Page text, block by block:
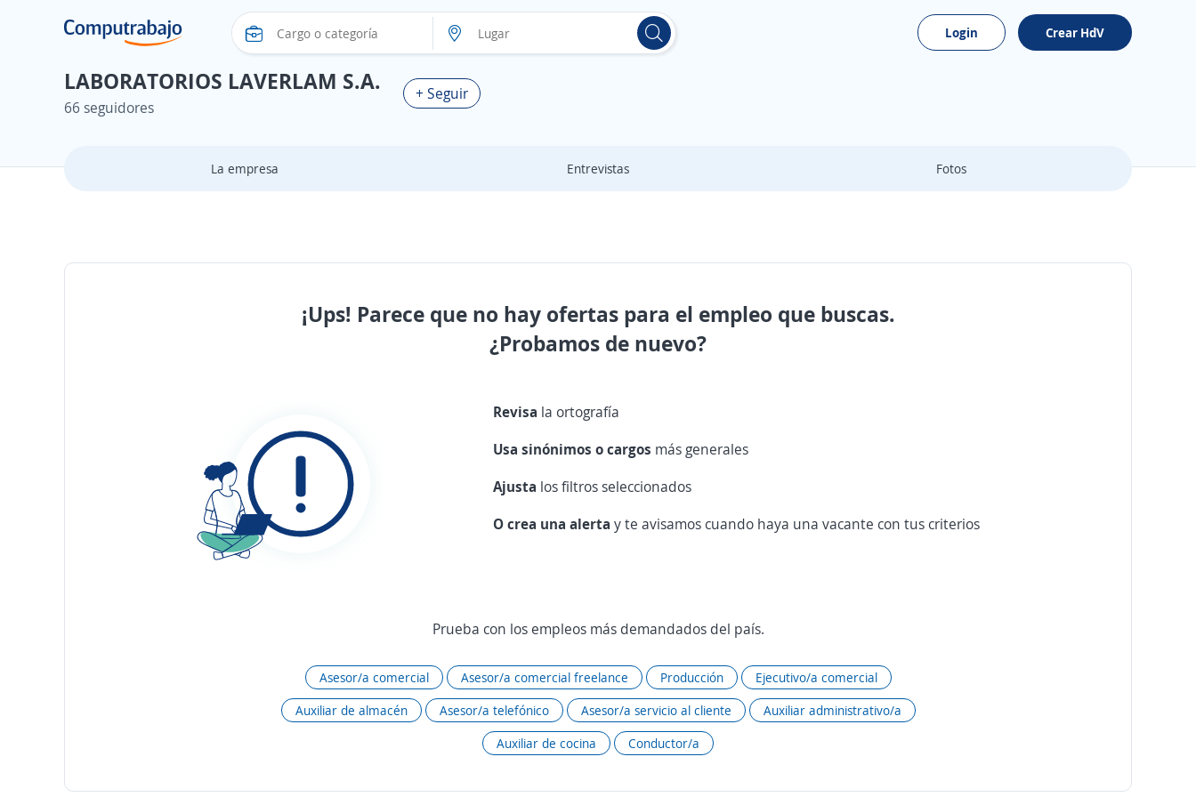
Login Crear HdV
LABORATORIOS LAVERLAM S.A.
66 seguidores
+ Seguir
La empresa Entrevistas Fotos
¡Ups! Parece que no hay ofertas para el empleo que buscas.
¿Probamos de nuevo?
Revisa la ortografía
Usa sinónimos o cargos más generales
Ajusta los filtros seleccionados
O crea una alertay te avisamos cuando haya una vacante con tus criterios
Prueba con los empleos más demandados del país.
Asesor/a comercial Asesor/a comercial freelance Producción
Ejecutivo/a comercial
Auxiliar de almacén
Asesor/a telefónico Asesor/a servicio al cliente
Auxiliar administrativo/a
Auxiliar de cocina
Conductor/a